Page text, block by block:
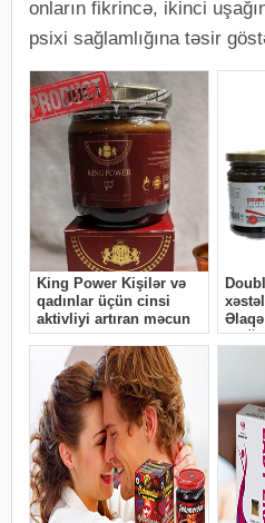
onların fikrincə, ikinci
psixi sağlamlığına təsir